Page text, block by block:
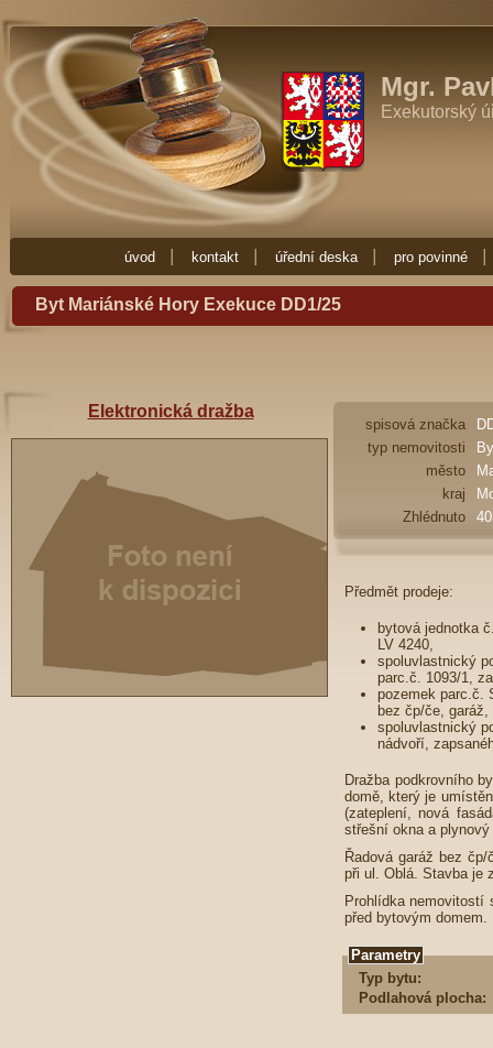
Exekutor Mgr. Pavla Fučíková
Zde najdete vše co potřebujete vědět o exekuci. Exekuce Ostrava je zde
exekutora nebo nějakou radu ohledně exekuce, obraťte se na
Mgr.
Exekutorský
úvod kontakt úřední deska pro povinné
Byt Mariánské Hory Exekuce DD1/25
Elektronická dražba
spisová značka
typ nemovitosti
město
kraj
Zhlédnuto
Předmět prodeje:
bytová jednotka
LV 4240,
spoluvlastnický
parc.č. 1093/1,
pozemek parc.č.
bez čp/če,
spoluvlastnický
nádvoří,
Dražba podkrovního
domě, který je
(zateplení, nová
střešní okna a
Řadová garáž bez
při ul. Oblá. Stavba je
Prohlídka nemovitostí
před bytovým domem.
Parametry
Typ bytu:
Podlahová plocha: